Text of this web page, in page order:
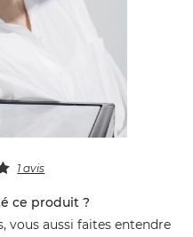
1 avis
ce produit ?
vous aussi faites entendre